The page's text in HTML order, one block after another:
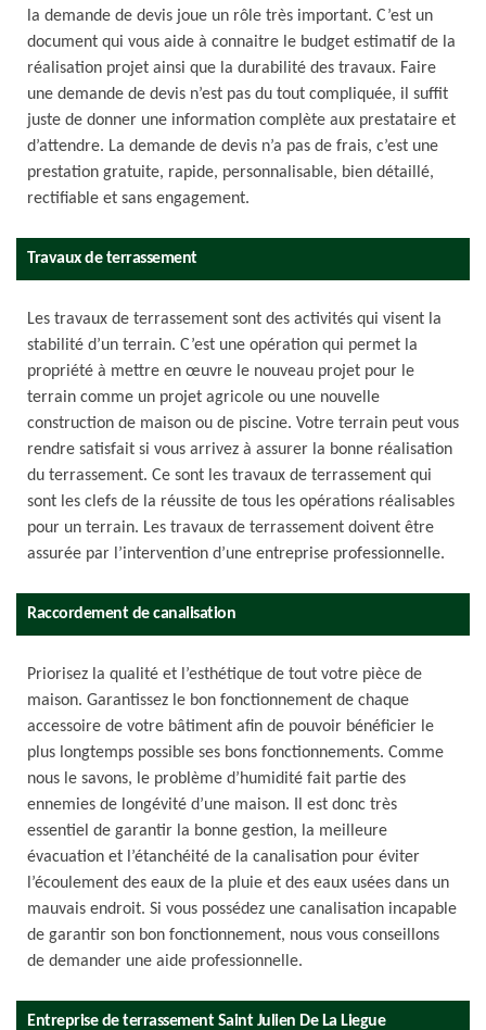
la demande de devis joue un rôle très important. C’est un
document qui vous aide à connaitre le budget estimatif de la
réalisation projet ainsi que la durabilité des travaux. Faire
une demande de devis n’est pas du tout compliquée, il suffit
juste de donner une information complète aux prestataire et
d’attendre. La demande de devis n’a pas de frais, c’est une
prestation gratuite, rapide, personnalisable, bien détaillé,
rectifiable et sans engagement.
Travaux de terrassement
Les travaux de terrassement sont des activités qui visent la
stabilité d’un terrain. C’est une opération qui permet la
propriété à mettre en œuvre le nouveau projet pour le
terrain comme un projet agricole ou une nouvelle
construction de maison ou de piscine. Votre terrain peut vous
rendre satisfait si vous arrivez à assurer la bonne réalisation
du terrassement. Ce sont les travaux de terrassement qui
sont les clefs de la réussite de tous les opérations réalisables
pour un terrain. Les travaux de terrassement doivent être
assurée par l’intervention d’une entreprise professionnelle.
Raccordement de canalisation
Priorisez la qualité et l’esthétique de tout votre pièce de
maison. Garantissez le bon fonctionnement de chaque
accessoire de votre bâtiment afin de pouvoir bénéficier le
plus longtemps possible ses bons fonctionnements. Comme
nous le savons, le problème d’humidité fait partie des
ennemies de longévité d’une maison. Il est donc très
essentiel de garantir la bonne gestion, la meilleure
évacuation et l’étanchéité de la canalisation pour éviter
l’écoulement des eaux de la pluie et des eaux usées dans un
mauvais endroit. Si vous possédez une canalisation incapable
de garantir son bon fonctionnement, nous vous conseillons
de demander une aide professionnelle.
Entreprise de terrassement Saint Julien De La Liegue